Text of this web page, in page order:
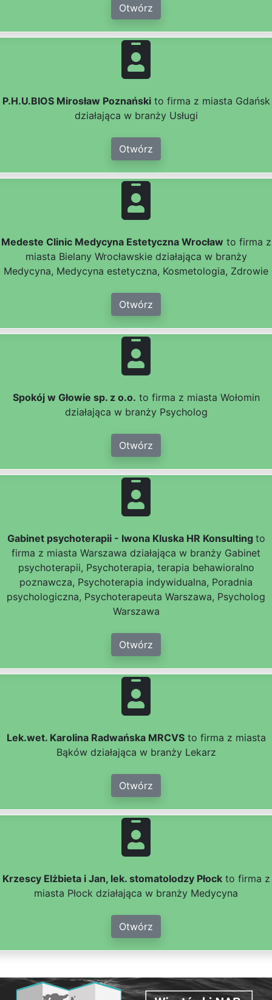
Otwórz
P.H.U.BIOS Mirosław Poznańskito firma z miasta Gdańsk
działająca w branży Usługi
Otwórz
Medeste Clinic Medycyna Estetyczna Wrocław to firma z
miasta Bielany Wrocławskie działająca w branży
Medycyna, Medycyna estetyczna, Kosmetologia, Zdrowie
Otwórz
Spokój w Głowie sp. z o.o. to firma z miasta Wołomin
działająca w branży Psycholog
Otwórz
Gabinet psychoterapii - Iwona Kluska HR Konsulting to
firma z miasta Warszawa działająca w branży Gabinet
psychoterapii, Psychoterapia, terapia behawioralno
poznawcza, Psychoterapia indywidualna, Poradnia
psychologiczna, Psychoterapeuta Warszawa, Psycholog
Warszawa
Otwórz
Lek.wet. Karolina Radwańska MRCVSto firma z miasta
Bąków działająca w branży Lekarz
Otwórz
Krzescy Elżbieta i Jan, lek. stomatolodzy Płockto firma z
miasta Płock działająca w branży Medycyna
Otwórz